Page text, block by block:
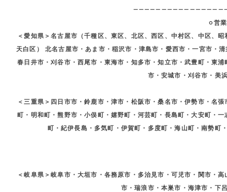
○営
＜愛知県＞名古屋市（千種区、東区、北区、西区、中村区、中区、
天白区） 北名古屋市・あま市・稲沢市・津島市・愛西市・一宮市・
春日井市・刈谷市・西尾市・東海市・知多市・知立市・武豊町・東
市・安城市・刈谷市・美
＜三重県＞四日市市・鈴鹿市・津市・松阪市・桑名市・伊勢市・名
町・明和町・熊野市・小俣町・嬉野町・河芸町・長島町・大安町・
町・紀伊長島・多気町・伊賀町・多度町・海山町・南勢町
＜岐阜県＞岐阜市・大垣市・各務原市・多治見市・可児市・関市・
市・瑞浪市・本巣市・海津市・下